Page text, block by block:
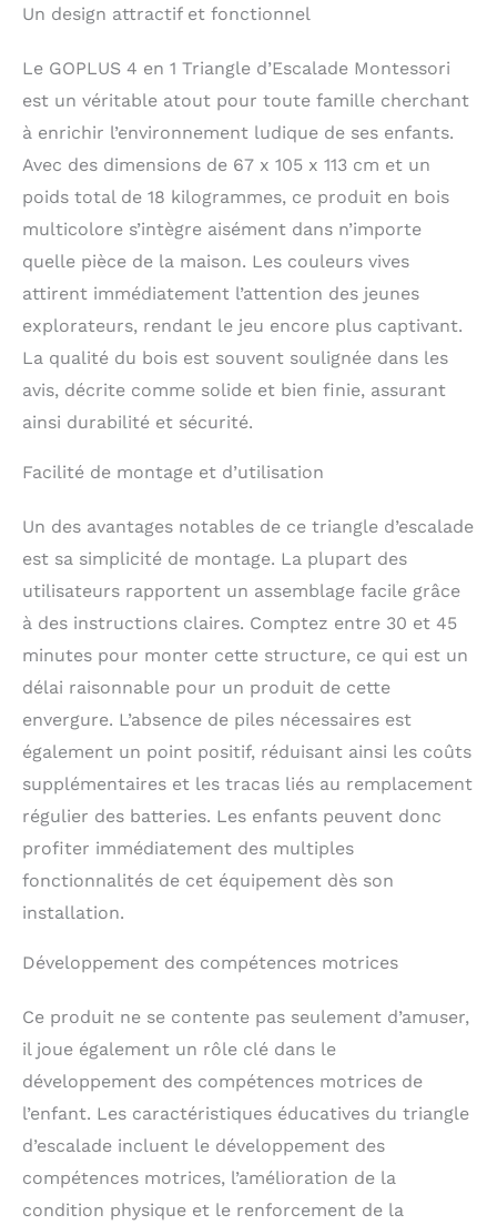
manières. Ce centre
permet aux enfants de
s'amuser et de jouer
amis.Fabriqué à partir
de hêtre de haute
durable, avec une
surface lisse et sans
échardes.
Toboggan
toboggan avec des
rampes de sécurité
comprend une zone
d'attente, une zone
d'accélération et une
zone d'arrêt, permettant
du plaisir de glisser
ajustable permet aux
enfants de passer des
modes faciles à des
modes plus stimulants
au fur et à mesure de
leur croissance et du
compétences.
Sécurité avant tout: Le
bois épais de haute
renforcés forment une
construction stable et
robuste, conférant à ce
jouet d'escalade une
excellente durabilité et
kg. En outre, les bords
arrondis et les surfaces
les enfants contre les
blessures.
Cadeau
amusant et éducatif:
Notre jouet d'escalade
amusant est un cadeau
idéal pour les enfants
Tout en s'amusant, ils
peuvent développer leur
Un design attractif et fonctionnel
Le GOPLUS 4 en 1 Triangle d’Escalade Montessori
est un véritable atout pour toute famille cherchant
à enrichir l’environnement ludique de ses enfants.
Avec des dimensions de 67 x 105 x 113 cm et un
poids total de 18 kilogrammes, ce produit en bois
multicolore s’intègre aisément dans n’importe
quelle pièce de la maison. Les couleurs vives
attirent immédiatement l’attention des jeunes
explorateurs, rendant le jeu encore plus captivant.
La qualité du bois est souvent soulignée dans les
avis, décrite comme solide et bien finie, assurant
ainsi durabilité et sécurité.
Facilité de montage et d’utilisation
Un des avantages notables de ce triangle d’escalade
est sa simplicité de montage. La plupart des
utilisateurs rapportent un assemblage facile grâce
à des instructions claires. Comptez entre 30 et 45
minutes pour monter cette structure, ce qui est un
délai raisonnable pour un produit de cette
envergure. L’absence de piles nécessaires est
également un point positif, réduisant ainsi les coûts
supplémentaires et les tracas liés au remplacement
régulier des batteries. Les enfants peuvent donc
profiter immédiatement des multiples
fonctionnalités de cet équipement dès son
installation.
Développement des compétences motrices
Ce produit ne se contente pas seulement d’amuser,
il joue également un rôle clé dans le
développement des compétences motrices de
l’enfant. Les caractéristiques éducatives du triangle
d’escalade incluent le développement des
compétences motrices, l’amélioration de la
condition physique et le renforcement de la